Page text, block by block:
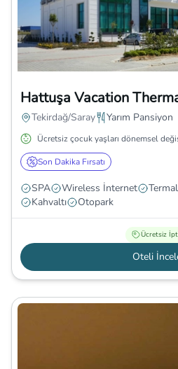
Hattuşa Vacation
Tekirdağ/Saray Yarım Pansiyon
Ücretsiz çocuk yaşları dönemsel
Son Dakika Fırsatı
SPA Wireless İnternet
Kahvaltı
Otopark
Ücretsiz
Oteli